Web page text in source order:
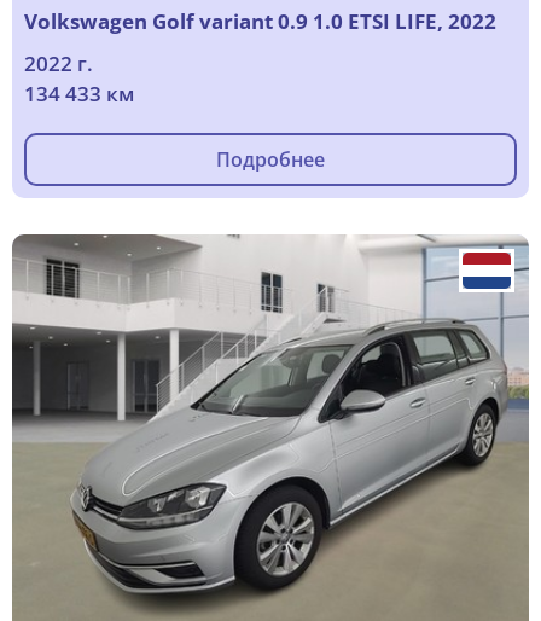
Volkswagen Golf variant 0.9 1.0 ETSI LIFE, 2022
2022 г.
134 433 км
Подробнее